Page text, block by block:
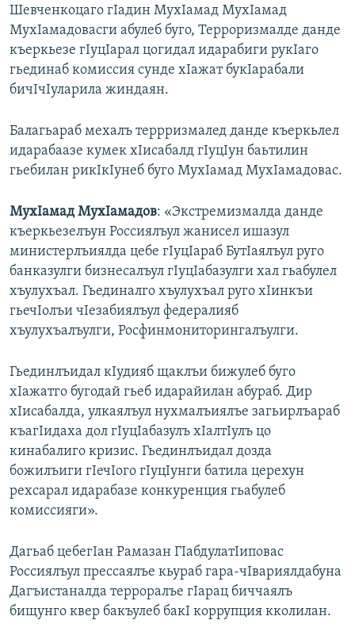
Шевченкоцаго гIадин МухIамад МухIамад
МухIамадовасги абулеб буго, Терроризмалде данде
къеркьезе гIуцIарал цогидал идарабиги рукIаго
гьединаб комиссия сунде хIажат букIарабали
бичIчIуларила жиндаян.
Балагьараб мехалъ террризмалед данде къеркьлел
идарабаазе кумек хIисабалд гIуцIун баьтилин
гьебилан рикIкIунеб буго МухIамад МухIамадовас.
МухIамад МухIамадов: «Экстремизмалда данде
къеркьезелъун Россиялъул жанисел ишазул
министерлъиялда цебе гIуцIараб БутIаялъул руго
банказулги бизнесалъул гIуцIабазулги хал гьабулел
хъулухъал. Гьединалго хъулухъал руго хIинкъи
гьечIолъи чIезабиялъул федералияб
хъулухъалъулги, Росфинмониторингалъулги.
Гьединлъидал кIудияб щаклъи бижулеб буго
хIажатго бугодай гьеб идарайилан абураб. Дир
хIисабалда, улкаялъул нухмалъиялъе загьирлъараб
къагIидаха дол гIуцIабазулъ хIалтIулъ цо
кинабалиго кризис. Гьединлъидал дозда
божилъиги гIечIого гIуцIунги батила церехун
рехсарал идарабазе конкуренция гьабулеб
комиссияги».
Дагьаб цебегIан Рамазан ГIабдулатIиповас
Россиялъул прессаялъе кьураб гара-чIвариялдабуна
Дагъистаналда терроралъе гIарац биччаялъ
бищунго квер бакъулеб бакI коррупция кколилан.